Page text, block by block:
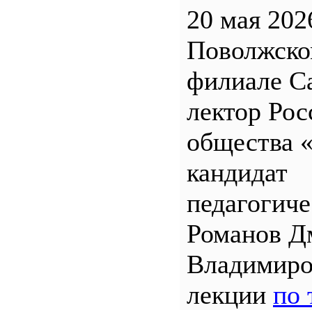
20 мая
филиале
лектор
общества
кандидат
Романов
лекции по